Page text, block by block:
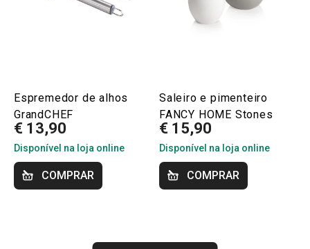
Espremedor de alhos
GrandCHEF
€ 13,90
Disponível na loja online
COMPRAR
Saleiro e pimenteiro
FANCY HOME Stones
€ 15,90
Disponível na loja online
COMPRAR